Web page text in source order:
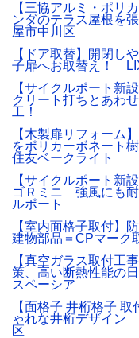
【三協アルミ・ポリ
ンダのテラス屋根を
屋市中川区
【ドア取替】開閉し
子扉へお取替え！
【サイクルポート新
クリート打ちとあわ
工！
【木製扉リフォーム
をポリカーボネート
住友ベークライト
【サイクルポート新
ゴＲミニ 強風にも耐
ルポート
【室内面格子取付】
建物部品＝CPマーク
【真空ガラス取付工
策、高い断熱性能の
スペーシア
【面格子 井桁格子 取
ゃれな井桁デザイン
区